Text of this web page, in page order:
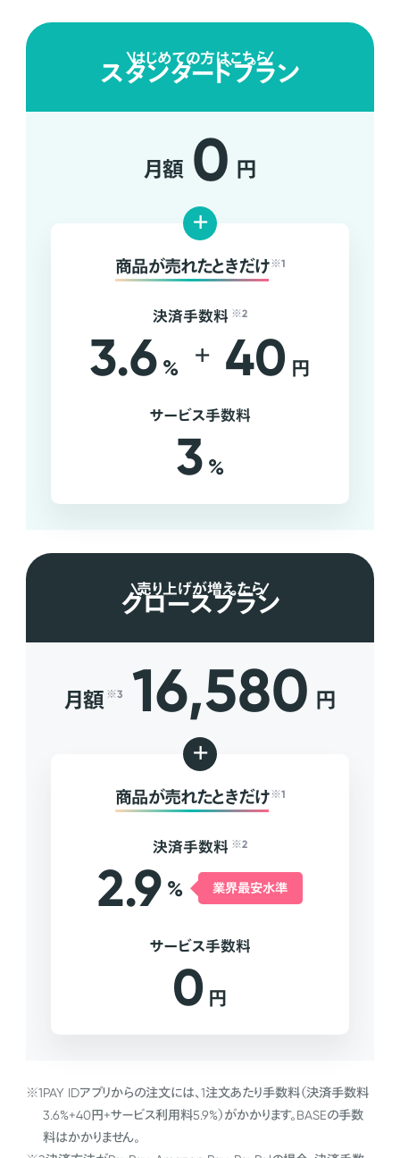
はじめての方はこちら
スタンダードプラン
月額 0 円
+
商品が売れたときだけ ※1
決済手数料 ※2
3.6 % + 40 円
サービス手数料
3 %
売り上げが増えたら
グロースプラン
月額 ※3 16,580 円
+
商品が売れたときだけ ※1
決済手数料 ※2
2.9 % 業界最安水準
サービス手数料
0 円
※1PAY IDアプリからの注文には、1注文あたり手数料（決済手数料
3.6%+40円+サービス利用料5.9%）がかかります。BASEの手数
料はかかりません。